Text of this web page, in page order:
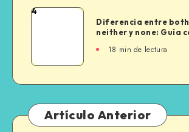
Inglés:
Reglas
Diferencia
neither
y
Guía
completa
4
Diferencia entre
neither y none: Guía
18 min de lectura
Artículo Anterior